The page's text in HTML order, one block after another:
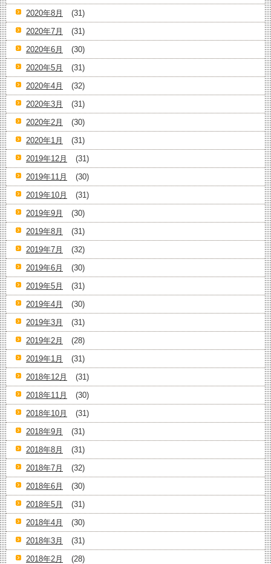
2020年8月
(31)
2020年7月
(31)
2020年6月
(30)
2020年5月
(31)
2020年4月
(32)
2020年3月
(31)
2020年2月
(30)
2020年1月
(31)
2019年12月
(31)
2019年11月
(30)
2019年10月
(31)
2019年9月
(30)
2019年8月
(31)
2019年7月
(32)
2019年6月
(30)
2019年5月
(31)
2019年4月
(30)
2019年3月
(31)
2019年2月
(28)
2019年1月
(31)
2018年12月
(31)
2018年11月
(30)
2018年10月
(31)
2018年9月
(31)
2018年8月
(31)
2018年7月
(32)
2018年6月
(30)
2018年5月
(31)
2018年4月
(30)
2018年3月
(31)
2018年2月
(28)